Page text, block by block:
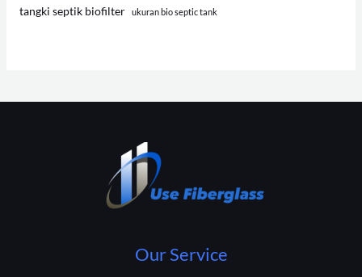
tangki septik biofilter ukuran bio septic tank
Our Service